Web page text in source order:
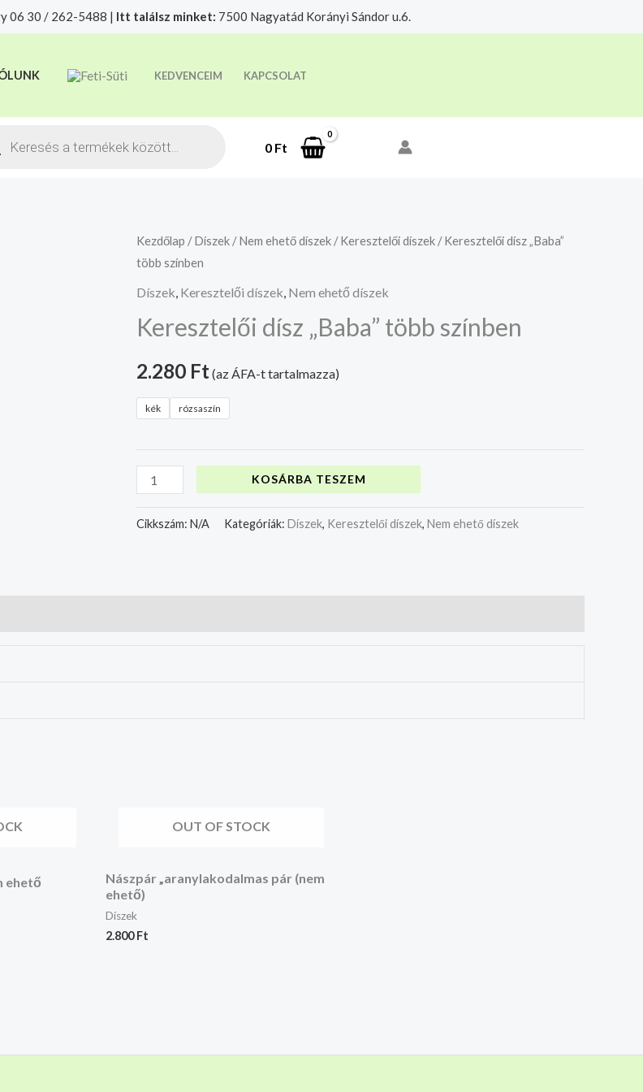
06 30 / 262-5488 | Itt találsz minket: 7500 Nagyatád Korányi Sándor u.6.
KEDVENCEIM KAPCSOLAT
0 Ft
Kezdőlap /Díszek /Nem ehető díszek /Keresztelői díszek / Keresztelői dísz „Baba”
több színben
Díszek Keresztelői díszek Nem ehető díszek
Keresztelői dísz „Baba” több színben
2.280 Ft (az ÁFA-t tartalmazza)
kék rózsaszín
Keresztelői
dísz
"Baba"
színben
KOSÁRBA TESZEM
Cikkszám: N/A Kategóriák: Díszek, Keresztelői díszek, Nem ehető díszek
ehető
OUT OF STOCK
Nászpár „aranylakodalmas pár (nem
ehető)
Díszek
2.800Ft
adjuk át futárszolgálatnak, tekintettel a feloldási időre.